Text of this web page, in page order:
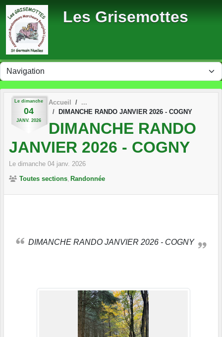
Les Grisemottes
Le dimanche
04
JANV. 2026
Accueil
DIMANCHE RANDO JANVIER 2026 - COGNY
DIMANCHE RANDO
JANVIER 2026 - COGNY
Le dimanche 04 janv. 2026
Toutes sections Randonnée
DIMANCHE RANDO JANVIER 2026 - COGNY
Panneau de gestion des cookies